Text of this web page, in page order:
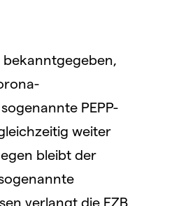
PEPP-
weiter
bleibt der
verlangt die EZB